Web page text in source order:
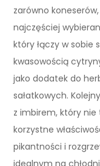
zarówno
najczęściej
który łączy w sobie
kwasowością
jako dodatek do
sałatkowych.
z imbirem, który
korzystne
pikantności i
idealnym na